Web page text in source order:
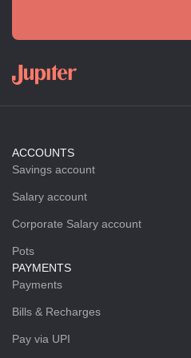
ACCOUNTS
Savings account
Salary account
Corporate Salary account
Pots
PAYMENTS
Payments
Bills & Recharges
Pay via UPI